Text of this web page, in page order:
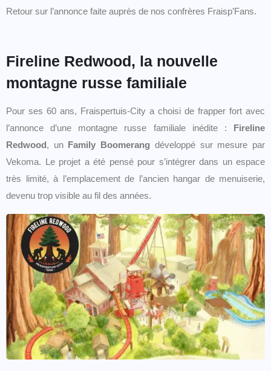
Retour sur l’annonce faite auprès de nos confrères Fraisp’Fans.
Fireline Redwood, la nouvelle
montagne russe familiale
Pour ses 60 ans, Fraispertuis-City a choisi de frapper fort avec
l’annonce d’une montagne russe familiale inédite : Fireline
Redwood, un Family Boomerang développé sur mesure par
Vekoma. Le projet a été pensé pour s’intégrer dans un espace
très limité, à l’emplacement de l’ancien hangar de menuiserie,
devenu trop visible au fil des années.